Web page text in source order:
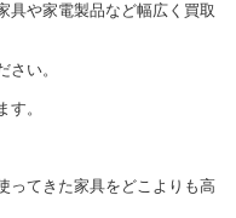
具や家電製品など幅広く買取
い。
。
ってきた家具をどこよりも高